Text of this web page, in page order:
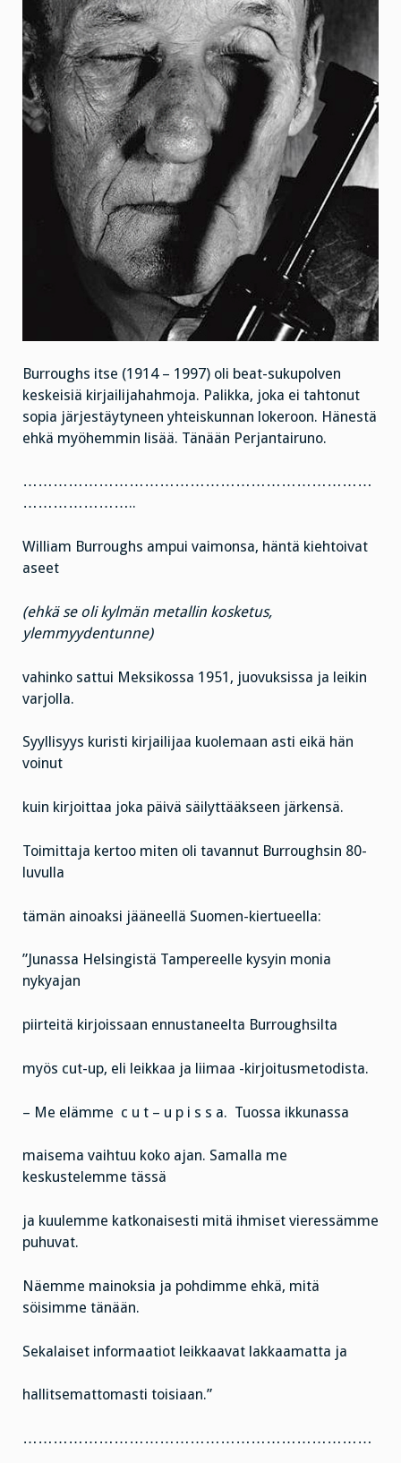
Burroughs itse (1914 – 1997) oli beat-sukupolven
keskeisiä kirjailijahahmoja. Palikka, joka ei tahtonut
sopia järjestäytyneen yhteiskunnan lokeroon. Hänestä
ehkä myöhemmin lisää. Tänään Perjantairuno.
……………………………………………………………
…………………..
William Burroughs ampui vaimonsa, häntä kiehtoivat
aseet
(ehkä se oli kylmän metallin kosketus,
ylemmyydentunne)
vahinko sattui Meksikossa 1951, juovuksissa ja leikin
varjolla.
Syyllisyys kuristi kirjailijaa kuolemaan asti eikä hän
voinut
kuin kirjoittaa joka päivä säilyttääkseen järkensä.
Toimittaja kertoo miten oli tavannut Burroughsin 80-
luvulla
tämän ainoaksi jääneellä Suomen-kiertueella:
”Junassa Helsingistä Tampereelle kysyin monia
nykyajan
piirteitä kirjoissaan ennustaneelta Burroughsilta
myös cut-up, eli leikkaa ja liimaa -kirjoitusmetodista.
– Me elämme c u t – u p i s s a. Tuossa ikkunassa
maisema vaihtuu koko ajan. Samalla me
keskustelemme tässä
ja kuulemme katkonaisesti mitä ihmiset vieressämme
puhuvat.
Näemme mainoksia ja pohdimme ehkä, mitä
söisimme tänään.
Sekalaiset informaatiot leikkaavat lakkaamatta ja
hallitsemattomasti toisiaan.”
……………………………………………………………